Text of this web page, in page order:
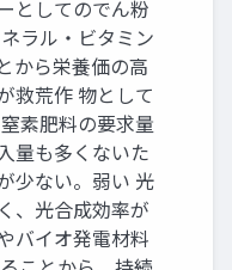
としてのでん粉
ラル・ビタミン
から栄養価の高
救荒作 物として
素肥料の要求量
量も多くないた
少ない。弱い 光
、光合成効率が
バイオ発電材料